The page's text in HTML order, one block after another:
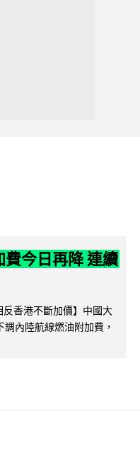
今日再降 連續
反香港不斷加價】中國大
內陸航線燃油附加費，